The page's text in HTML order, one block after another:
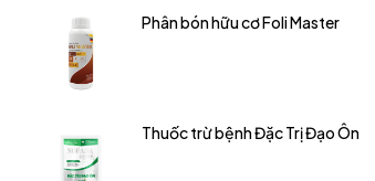
Phân bón hữu cơ Foli Master
Thuốc trừ bệnh Đặc Trị Đạo Ôn